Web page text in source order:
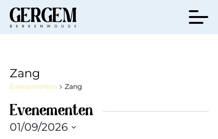
Zang
Evenementen Zang
Evenementen
01/09/2026